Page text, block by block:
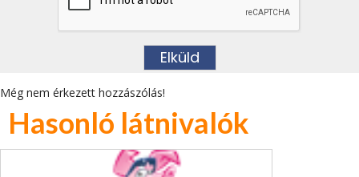
Még nem érkezett hozzászólás!
Hasonló látnivalók